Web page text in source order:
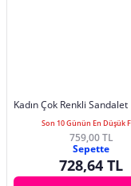
Kadın Çok Renkli Sandalet
Son 10 Günün En Düşük
759,00 TL
Sepette
728,64 TL